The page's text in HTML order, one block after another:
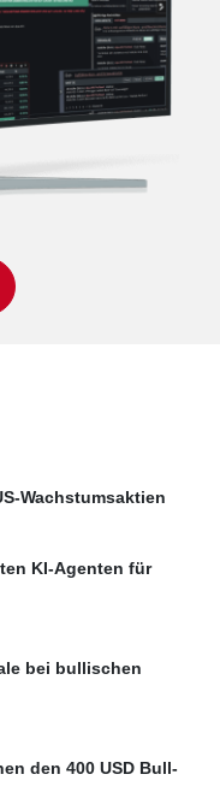
Wachstumsaktien
KI-Agenten für
bei bullischen
den 400 USD Bull-